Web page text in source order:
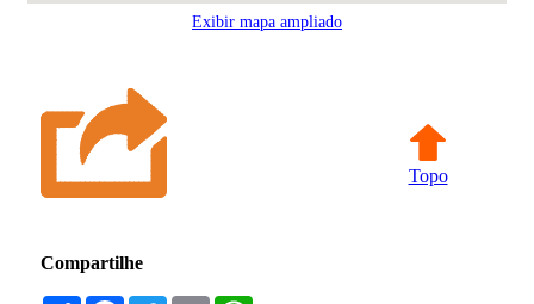
Exibir mapa ampliado
Topo
Compartilhe